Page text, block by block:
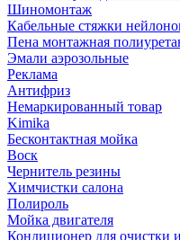
Шиномонтаж
Кабельные стяжки
Пена монтажная
Эмали аэрозольные
Реклама
Антифриз
Немаркированный товар
Kimika
Бесконтактная мойка
Воск
Чернитель резины
Химчистки салона
Полироль
Мойка двигателя
Кондиционер для очистки